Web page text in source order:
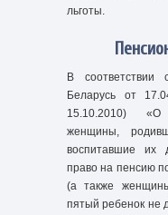
льготы.
В соответствии
Беларусь от
15.10.2010) «О
женщины,
воспитавшие их
право на пенсию
(а также
пятый ребенок не